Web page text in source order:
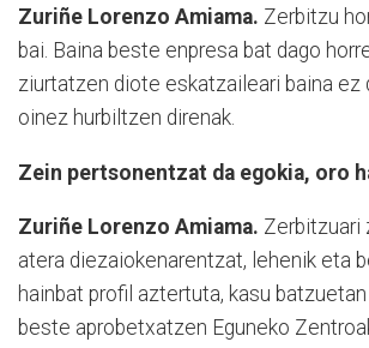
Zuriñe Lorenzo Amiama. Zerbitzu
bai. Baina beste enpresa bat dago
ziurtatzen diote eskatzaileari baina ez
oinez hurbiltzen direnak.
Zein pertsonentzat da egokia, oro
Zuriñe Lorenzo Amiama. Zerbitzuari
atera diezaiokenarentzat, lehenik eta
hainbat profil aztertuta, kasu
beste aprobetxatzen Eguneko